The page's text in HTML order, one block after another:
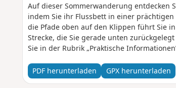
Auf dieser Sommerwanderung entdecken
indem Sie ihr Flussbett in einer
die Pfade oben auf den Klippen führt Sie
Strecke, die Sie gerade unten
Sie in der Rubrik „Praktische
PDF herunterladen GPX herunterladen